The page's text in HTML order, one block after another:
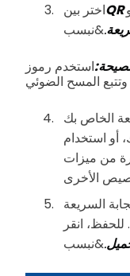
اختر بين
.
استخدم رموز QR الديناميكية للاستمتاع بالميزات
الخاص بك
استخدام
من ميزات
السريعة
انقر
.